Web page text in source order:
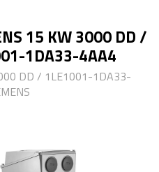
15 KW 3000 DD /
1DA33-4AA4
DD / 1LE1001-1DA33-